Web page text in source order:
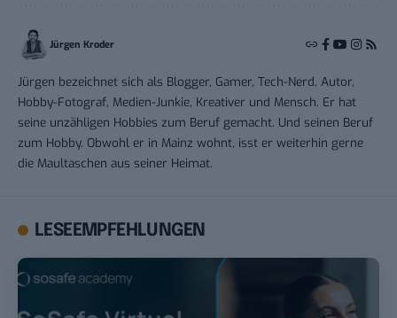
Jürgen Kroder
Jürgen bezeichnet sich als Blogger, Gamer, Tech-Nerd, Autor,
Hobby-Fotograf, Medien-Junkie, Kreativer und Mensch. Er hat
seine unzähligen Hobbies zum Beruf gemacht. Und seinen Beruf
zum Hobby. Obwohl er in Mainz wohnt, isst er weiterhin gerne
die Maultaschen aus seiner Heimat.
LESEEMPFEHLUNGEN